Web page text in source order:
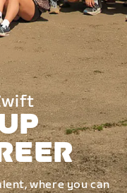
where you can